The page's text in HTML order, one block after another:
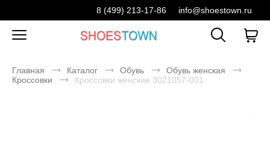
8 (499) 213-17-86 info@shoestown.ru
Главная Каталог Обувь
Обувь женская
Кроссовки
Кроссовки женские 3021057-001